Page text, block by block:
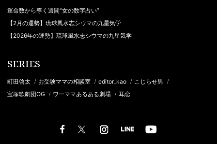
運命数から導く週間“女の数字占い”
【2月の運勢】琉球風水志シウマの九星気学
【2026年の運勢】琉球風水志シウマの九星気学
SERIES
町田啓太 / お受験ママの相談室 / editor_kao / こじらせ男 /
宝塚歌劇団OG / ワーママあるある劇場 / 耳恋